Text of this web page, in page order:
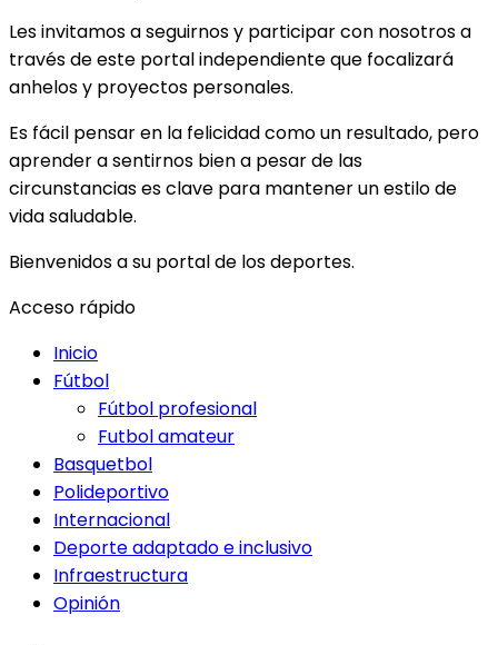
Les invitamos a seguirnos y participar con nosotros a
través de este portal independiente que focalizará
anhelos y proyectos personales.
Es fácil pensar en la felicidad como un resultado, pero
aprender a sentirnos bien a pesar de las
circunstancias es clave para mantener un estilo de
vida saludable.
Bienvenidos a su portal de los deportes.
Acceso rápido
Inicio
Fútbol
Fútbol profesional
Futbol amateur
Basquetbol
Polideportivo
Internacional
Deporte adaptado e inclusivo
Infraestructura
Opinión